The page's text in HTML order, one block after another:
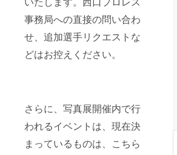
事務局への直接の問い合わ
せ、追加選手リクエストな
どはお控えください。
さらに、写真展開催内で行
われるイベントは、現在決
まっているものは、こちら